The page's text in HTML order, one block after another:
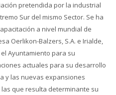
pretendida por la industrial
Sur del mismo Sector. Se ha
a nivel mundial de
Oerlikon-Balzers, S.A. e Irialde,
Ayuntamiento para su
actuales para su desarrollo
y las nuevas expansiones
que resulta determinante su